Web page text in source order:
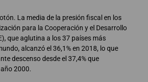
La media de la presión fiscal en los
para la Cooperación y el Desarrollo
que aglutina a los 37 países más
alcanzó el 36,1% en 2018, lo que
descenso desde el 37,4% que
2000.